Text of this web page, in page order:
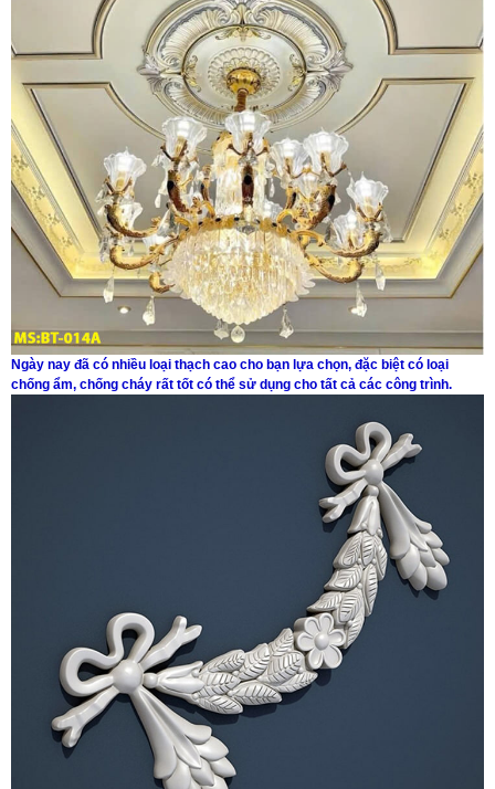
Ngày nay đã có nhiều loại thạch cao cho bạn lựa chọn, đặc biệt có loại
chống ẩm, chống cháy rất tốt có thể sử dụng cho tất cả các công trình.